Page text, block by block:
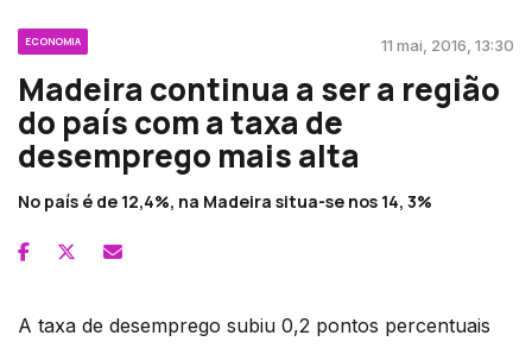
ECONOMIA 11 mai, 2016, 13:30
Madeira continua a ser a região
do país com a taxa de
desemprego mais alta
No país é de 12,4%, na Madeira situa-se nos 14, 3%
A taxa de desemprego subiu 0,2 pontos percentuais